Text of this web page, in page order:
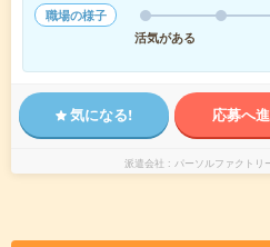
職場の様子
活気がある
気になる! 応募へ
派遣会社 パーソルファクトリ